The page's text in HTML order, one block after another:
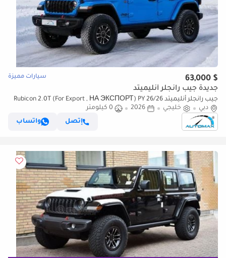
$ 63,000 سيارات مميزة
جديدة جيب رانجلر أنليميتد
جيب رانجلر أنليميتد Rubicon 2.0T (For Export , НА ЭКСПОРТ) PY 26/26
XTREME 4x4 GCC Без пробега
دبي خليجي 2026
0 كيلومتر
إتصل
واتساب